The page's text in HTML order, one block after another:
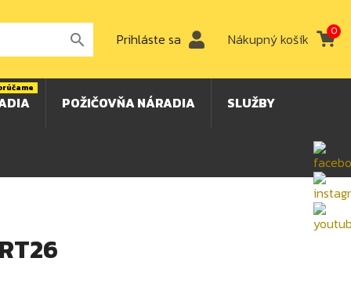
 Prihláste sa Nákupný košík 0
POŽIČOVŇA NÁRADIA SLUŽBY